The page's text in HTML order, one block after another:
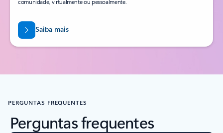
Saiba mais
PERGUNTAS FREQUENTES
Perguntas frequentes